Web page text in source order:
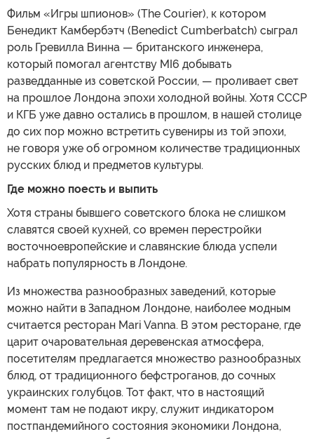
Фильм «Игры шпионов» (The Courier), к котором
Бенедикт Камбербэтч (Benedict Cumberbatch) сыграл
роль Гревилла Винна — британского инженера,
который помогал агентству MI6 добывать
разведданные из советской России, — проливает свет
на прошлое Лондона эпохи холодной войны. Хотя СССР
и КГБ уже давно остались в прошлом, в нашей столице
до сих пор можно встретить сувениры из той эпохи,
не говоря уже об огромном количестве традиционных
русских блюд и предметов культуры.
Где можно поесть и выпить
Хотя страны бывшего советского блока не слишком
славятся своей кухней, со времен перестройки
восточноевропейские и славянские блюда успели
набрать популярность в Лондоне.
Из множества разнообразных заведений, которые
можно найти в Западном Лондоне, наиболее модным
считается ресторан Mari Vanna. В этом ресторане, где
царит очаровательная деревенская атмосфера,
посетителям предлагается множество разнообразных
блюд, от традиционного бефстроганов, до сочных
украинских голубцов. Тот факт, что в настоящий
момент там не подают икру, служит индикатором
постпандемийного состояния экономики Лондона,